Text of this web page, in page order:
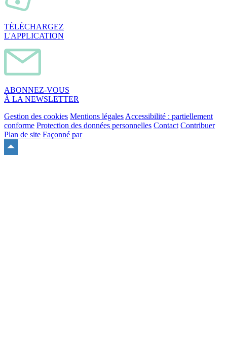
TÉLÉCHARGEZ
L'APPLICATION
ABONNEZ-VOUS
À LA NEWSLETTER
Gestion des cookies Mentions légales Accessibilité : partiellement
conforme Protection des données personnelles Contact Contribuer
Plan de site Façonné par